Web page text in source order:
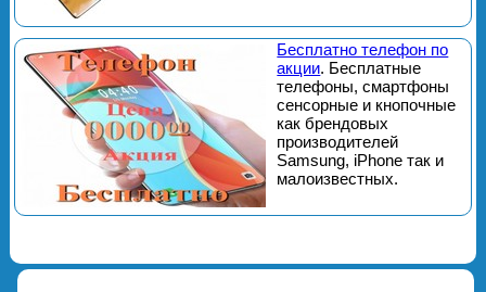
Бесплатно телефон по
акции. Бесплатные
телефоны, смартфоны
сенсорные и кнопочные
как брендовых
производителей
Samsung, iPhone так и
малоизвестных.